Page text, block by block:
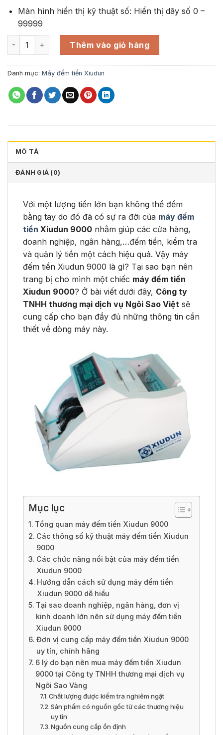
Màn hình hiển thị kỹ thuật số: Hiển thị dãy số 0 –
99999
Máy đếm tiền Xiudun 9000 số lượng
Thêm vào giỏ hàng
Danh mục: Máy đếm tiền Xiudun
MÔ TẢ
ĐÁNH GIÁ (0)
Với một lượng tiền lớn bạn không thể đếm
bằng tay do đó đã có sự ra đời của máy đếm
tiền Xiudun 9000 nhằm giúp các cửa hàng,
doanh nghiệp, ngân hàng,…đếm tiền, kiểm tra
và quản lý tiền một cách hiệu quả. Vậy máy
đếm tiền Xiudun 9000 là gì? Tại sao bạn nên
trang bị cho mình một chiếc máy đếm tiền
Xiudun 9000? Ở bài viết dưới đây, Công ty
TNHH thương mại dịch vụ Ngôi Sao Việt sẽ
cung cấp cho bạn đầy đủ những thông tin cần
thiết về dòng máy này.
Mục lục
Tổng quan máy đếm tiền Xiudun 9000
Các thông số kỹ thuật máy đếm tiền Xiudun
9000
Các chức năng nổi bật của máy đếm tiền
Xiudun 9000
Hướng dẫn cách sử dụng máy đếm tiền
Xiudun 9000 dễ hiểu
Tại sao doanh nghiệp, ngân hàng, đơn vị
kinh doanh lớn nên sử dụng máy đếm tiền
Xiudun 9000
Đơn vị cung cấp máy đếm tiền Xiudun 9000
uy tín, chính hãng
6 lý do bạn nên mua máy đếm tiền Xiudun
9000 tại Công ty TNHH thương mại dịch vụ
Ngôi Sao Vàng
Chất lượng được kiểm tra nghiêm ngặt
Sản phẩm có nguồn gốc từ các thương hiệu
uy tín
Nguồn cung cấp ổn định